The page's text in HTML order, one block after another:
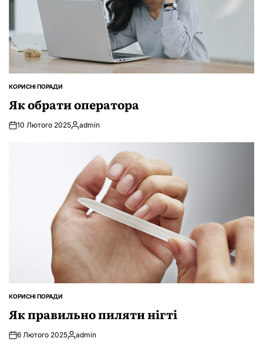
ОПУБЛІКУВАТИ
КОРИСНІ ПОРАДИ
Як обрати оператора
10 Лютого 2025Опубліковано
admin
ОПУБЛІКУВАТИ
КОРИСНІ ПОРАДИ
Як правильно пиляти нігті
6 Лютого 2025Опубліковано
admin